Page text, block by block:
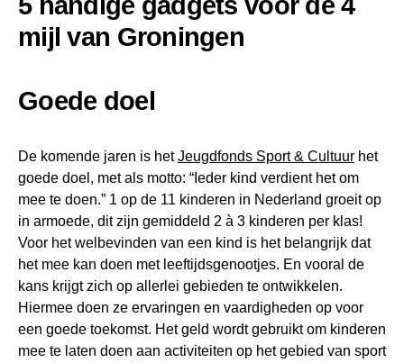
mijl van Groningen
Goede doel
De komende jaren is hetJeugdfonds Sport & Cultuur het
goede doel, met als motto: “Ieder kind verdient het om
mee te doen.” 1 op de 11 kinderen in Nederland groeit op
in armoede, dit zijn gemiddeld 2 à 3 kinderen per klas!
Voor het welbevinden van een kind is het belangrijk dat
het mee kan doen met leeftijdsgenootjes. En vooral de
kans krijgt zich op allerlei gebieden te ontwikkelen.
Hiermee doen ze ervaringen en vaardigheden op voor
een goede toekomst. Het geld wordt gebruikt om kinderen
mee te laten doen aan activiteiten op het gebied van sport